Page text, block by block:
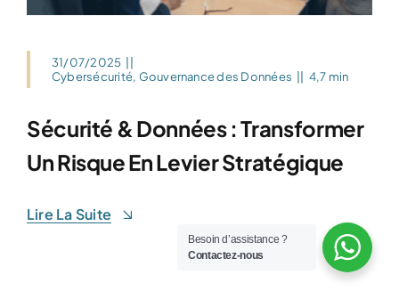
31/07/2025
Cybersécurité, Gouvernance des Données 4,7 min
Sécurité & Données : Transformer
Un Risque En Levier Stratégique
Lire La Suite
Besoin d’assistance ?
Contactez-nous